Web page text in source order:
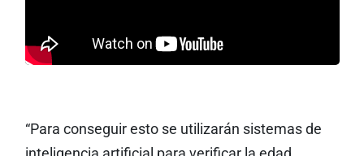
“Para conseguir esto se utilizarán sistemas de